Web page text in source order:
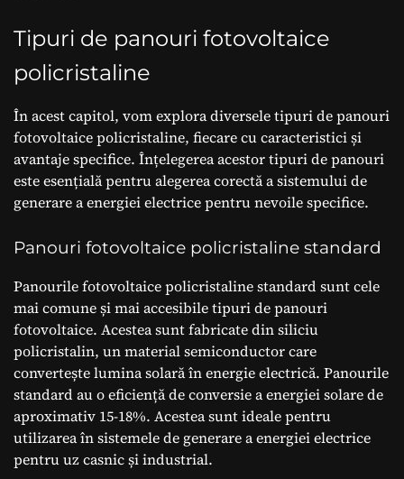
Tipuri de panouri fotovoltaice
policristaline
În acest capitol, vom explora diversele tipuri de panouri
fotovoltaice policristaline, fiecare cu caracteristici și
avantaje specifice. Înțelegerea acestor tipuri de panouri
este esențială pentru alegerea corectă a sistemului de
generare a energiei electrice pentru nevoile specifice.
Panouri fotovoltaice policristaline standard
Panourile fotovoltaice policristaline standard sunt cele
mai comune și mai accesibile tipuri de panouri
fotovoltaice. Acestea sunt fabricate din siliciu
policristalin, un material semiconductor care
convertește lumina solară în energie electrică. Panourile
standard au o eficiență de conversie a energiei solare de
aproximativ 15-18%. Acestea sunt ideale pentru
utilizarea în sistemele de generare a energiei electrice
pentru uz casnic și industrial.